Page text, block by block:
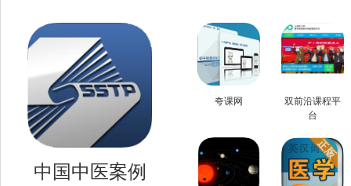
中国中医案例
夸课网
双前沿课程平
台